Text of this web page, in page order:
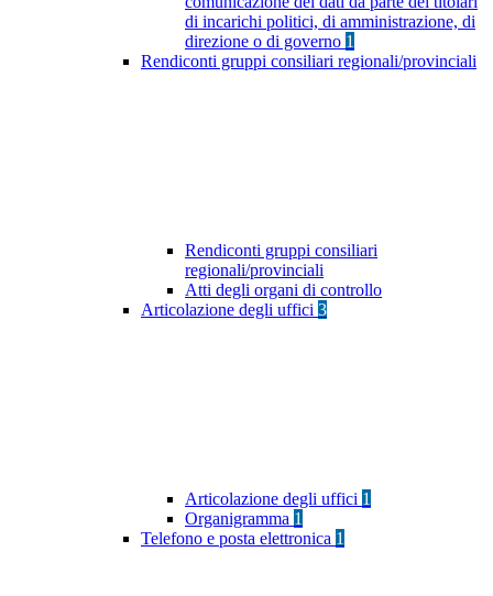
di incarichi politici, di amministrazione, di
direzione o di governo 1
Rendiconti gruppi consiliari regionali/provinciali
Rendiconti gruppi consiliari
regionali/provinciali
Atti degli organi di controllo
Articolazione degli uffici 3
Articolazione degli uffici 1
Organigramma 1
Telefono e posta elettronica 1